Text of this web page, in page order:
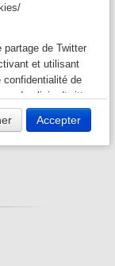
de Twitter
et utilisant
de
and-policies/twitter-
Accepter